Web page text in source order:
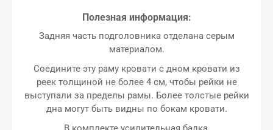
Полезная информация:
Задняя часть подголовника отделана серым
материалом.
Соедините эту раму кровати с дном кровати из
реек толщиной не более 4 см, чтобы рейки не
выступали за пределы рамы. Более толстые рейки
дна могут быть видны по бокам кровати.